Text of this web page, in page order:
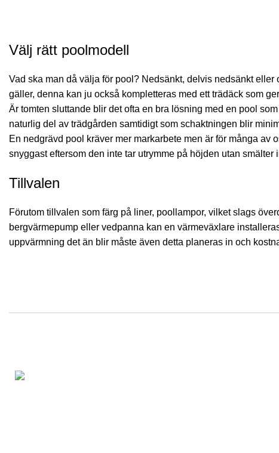
Välj rätt poolmodell
Vad ska man då välja för pool? Nedsänkt, delvis nedsänkt
gäller, denna kan ju också kompletteras med ett trädäck som
Är tomten sluttande blir det ofta en bra lösning med en pool
naturlig del av trädgården samtidigt som schaktningen blir
En nedgrävd pool kräver mer markarbete men är för många
snyggast eftersom den inte tar utrymme på höjden utan smälter
Tillvalen
Förutom tillvalen som färg på liner, poollampor, vilket slags
bergvärmepump eller vedpanna kan en värmeväxlare
uppvärmning det än blir måste även detta planeras in och